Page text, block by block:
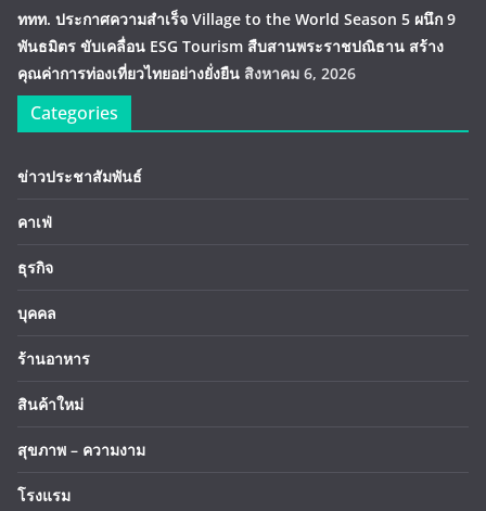
ททท. ประกาศความสำเร็จ Village to the World Season 5 ผนึก 9
พันธมิตร ขับเคลื่อน ESG Tourism สืบสานพระราชปณิธาน สร้าง
คุณค่าการท่องเที่ยวไทยอย่างยั่งยืน สิงหาคม 6, 2026
Categories
ข่าวประชาสัมพันธ์
คาเฟ่
ธุรกิจ
บุคคล
ร้านอาหาร
สินค้าใหม่
สุขภาพ – ความงาม
โรงแรม